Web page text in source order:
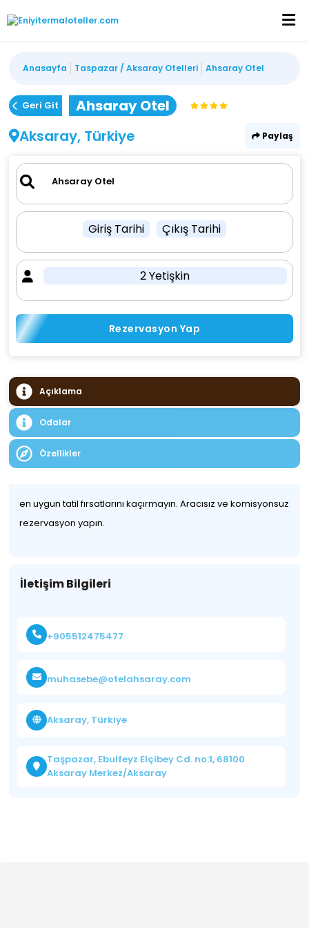
Anasayfa Taspazar / Aksaray Otelleri Ahsaray Otel
Geri Git
Ahsaray Otel
Aksaray, Türkiye
Paylaş
Giriş Tarihi Çıkış Tarihi
2 Yetişkin
Rezervasyon Yap
Açıklama
Odalar
Özellikler
en uygun tatil fırsatlarını kaçırmayın. Aracısız ve komisyonsuz
rezervasyon yapın.
İletişim Bilgileri
+905512475477
muhasebe@otelahsaray.com
Aksaray, Türkiye
Taşpazar, Ebulfeyz Elçibey Cd. no:1, 68100
Aksaray Merkez/Aksaray